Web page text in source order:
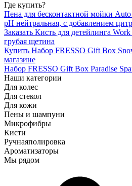
Где купить?
Пена для бесконтактной мойки
pH нейтральная, с добавлением
Заказать Кисть для детейлинга
грубая щетина
Купить Набор FRESSO Gift Box
магазине
Набор FRESSO Gift Box Paradise
Наши категории
Для колес
Для стекол
Для кожи
Пены и шампуни
Микрофибры
Кисти
Ручнаяполировка
Ароматизаторы
Мы рядом